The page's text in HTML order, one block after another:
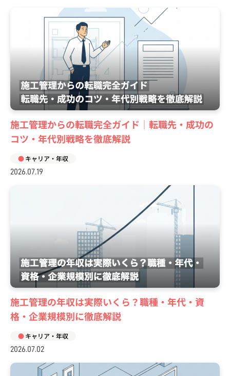
施工管理からの転職完全ガイド｜転職先・成功の
コツ・年代別戦略を徹底解説
キャリア・年収
2026.07.19
施工管理の年収は実際いくら？職種・年代・資
格・企業規模別に徹底解説
キャリア・年収
2026.07.02